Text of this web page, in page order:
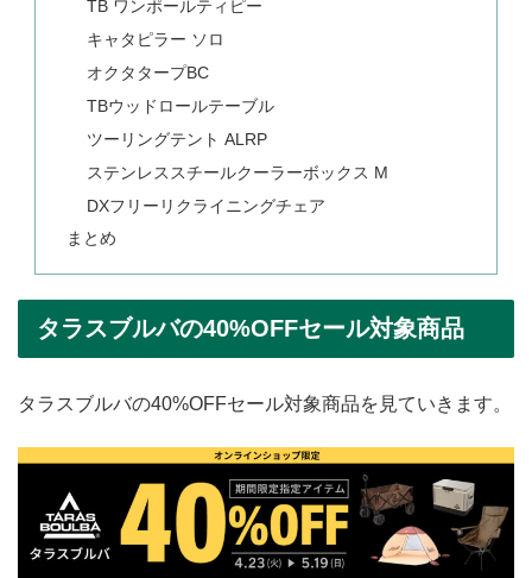
TB ワンポールティピー
キャタピラー ソロ
オクタタープBC
TBウッドロールテーブル
ツーリングテント ALRP
ステンレススチールクーラーボックス M
DXフリーリクライニングチェア
まとめ
タラスブルバの40%OFFセール対象商品
タラスブルバの40%OFFセール対象商品を見ていきます。